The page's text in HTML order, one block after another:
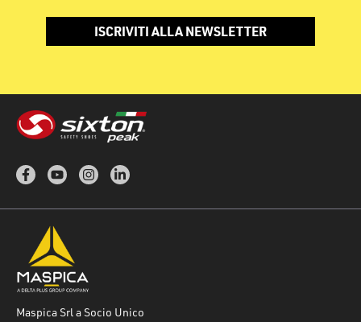
ISCRIVITI ALLA NEWSLETTER
Maspica Srl a Socio Unico